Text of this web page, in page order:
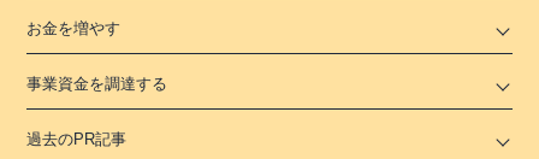
お金を増やす
事業資金を調達する
過去のPR記事